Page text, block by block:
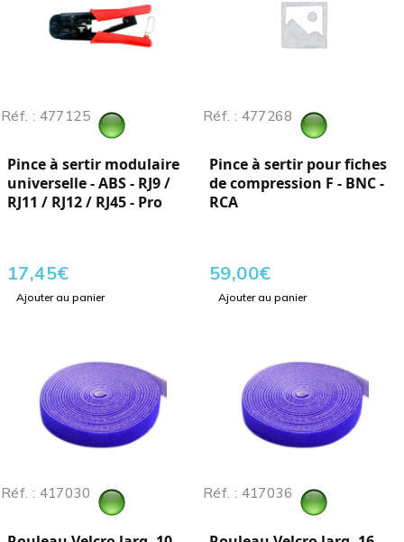
Réf. : 477125
Pince à sertir modulaire
universelle - ABS - RJ9 /
RJ11 / RJ12 / RJ45 - Pro
17,45€
Ajouter au panier
Réf. : 477268
Pince à sertir pour fiches
de compression F - BNC -
RCA
59,00€
Ajouter au panier
Réf. : 417030 Réf. : 417036